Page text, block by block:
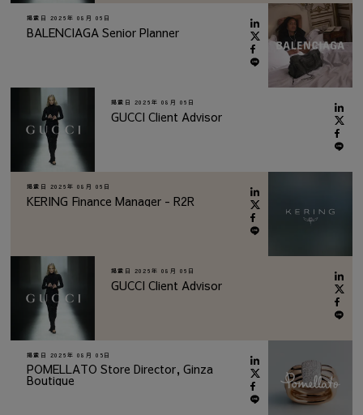
掲載日 2026年 08月 06日
BALENCIAGA Senior Planner
掲載日 2026年 08月 06日
GUCCI Client Advisor
掲載日 2026年 08月 06日
KERING Finance Manager - R2R
掲載日 2026年 08月 06日
GUCCI Client Advisor
掲載日 2026年 08月 05日
POMELLATO Store Director, Ginza
Boutique